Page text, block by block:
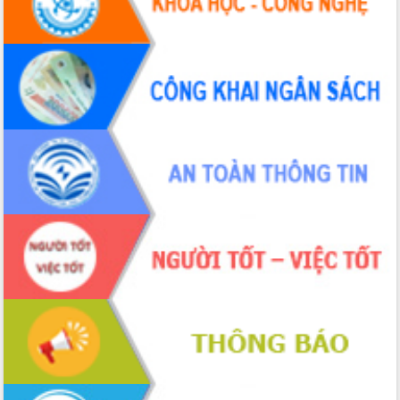
Tháo gỡ những vướng mắc, đẩy mạnh
công tác cải cách thủ tục hành chính
tại Trung tâm Phục vụ hành chính
công tỉnh
Đắk Lắk: Tôn vinh 46 giải pháp tại Hội
thi Sáng tạo Kỹ thuật 2024 - 2025
Đắk Lắk rà soát, điều chỉnh Đề án 190
về phát triển nuôi trồng thủy sản
Phó Chủ tịch UBND tỉnh Đắk Lắk
Trương Công Thái kiểm tra thực địa
Dự án cao tốc Khánh Hòa - Buôn Ma
Thuột
Định vị cà phê Việt Nam như một “di
sản sống” trong dòng chảy toàn cầu
Xây dựng nông thôn mới: Nâng cao đời
sống người dân từ những mô hình thiết
thực
Quyết liệt tháo gỡ vướng mắc, đẩy
nhanh tiến độ các dự án trọng điểm
trong Khu kinh tế Nam Phú Yên